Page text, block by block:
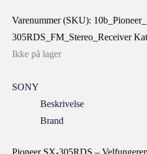
Varenummer (SKU):
305RDS_FM_Stereo_Receiver
Ikke på lager
SONY
Beskrivelse
Brand
Pioneer SX-305RDS –